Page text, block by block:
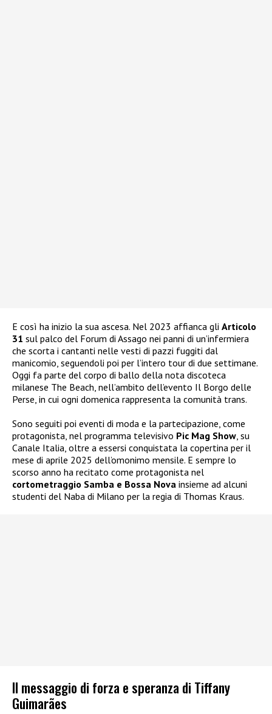
E così ha inizio la sua ascesa. Nel 2023 affianca gli Articolo
31 sul palco del Forum di Assago nei panni di un’infermiera
che scorta i cantanti nelle vesti di pazzi fuggiti dal
manicomio, seguendoli poi per l’intero tour di due settimane.
Oggi fa parte del corpo di ballo della nota discoteca
milanese The Beach, nell’ambito dell’evento Il Borgo delle
Perse, in cui ogni domenica rappresenta la comunità trans.
Sono seguiti poi eventi di moda e la partecipazione, come
protagonista, nel programma televisivo Pic Mag Show, su
Canale Italia, oltre a essersi conquistata la copertina per il
mese di aprile 2025 dell’omonimo mensile. E sempre lo
scorso anno ha recitato come protagonista nel
cortometraggio Samba e Bossa Nova insieme ad alcuni
studenti del Naba di Milano per la regia di Thomas Kraus.
Il messaggio di forza e speranza di Tiffany
Guimarães